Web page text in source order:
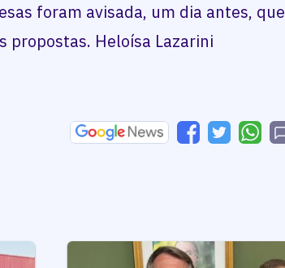
foram avisada, um dia antes, que
propostas. Heloísa Lazarini